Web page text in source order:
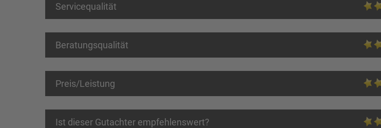
Servicequalität
Beratungsqualität
Preis/Leistung
Ist dieser Gutachter empfehlenswert?